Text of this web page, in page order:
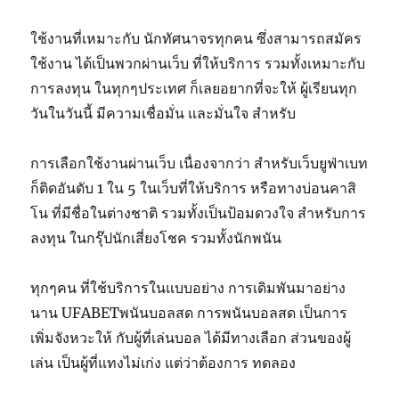
ใช้งานที่เหมาะกับ นักทัศนาจรทุกคน ซึ่งสามารถสมัคร
ใช้งาน ได้เป็นพวกผ่านเว็บ ที่ให้บริการ รวมทั้งเหมาะกับ
การลงทุน ในทุกๆประเทศ ก็เลยอยากที่จะให้ ผู้เรียนทุก
วันในวันนี้ มีความเชื่อมั่น และมั่นใจ สำหรับ
การเลือกใช้งานผ่านเว็บ เนื่องจากว่า สำหรับเว็บยูฟ่าเบท
ก็ติดอันดับ 1 ใน 5 ในเว็บที่ให้บริการ หรือทางบ่อนคาสิ
โน ที่มีชื่อในต่างชาติ รวมทั้งเป็นป้อมดวงใจ สำหรับการ
ลงทุน ในกรุ๊ปนักเสี่ยงโชค รวมทั้งนักพนัน
ทุกๆคน ที่ใช้บริการในแบบอย่าง การเดิมพันมาอย่าง
นาน UFABETพนันบอลสด การพนันบอลสด เป็นการ
เพิ่มจังหวะให้ กับผู้ที่เล่นบอล ได้มีทางเลือก ส่วนของผู้
เล่น เป็นผู้ที่แทงไม่เก่ง แต่ว่าต้องการ ทดลอง